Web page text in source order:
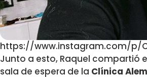
https://www.instagram.com/p/
Junto a esto, Raquel compartió
sala de espera de la Clínica